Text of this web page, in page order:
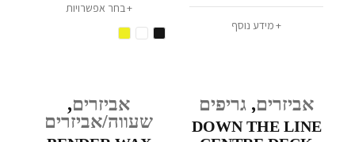
מידע נוסף
בחר אפשרויות
אביזרים, גריפים
DOWN THE LINE
אביזרים,
שעווה/אביזרים